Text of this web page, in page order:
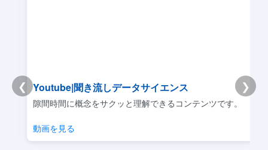
❮ ❯
Youtube|聞き流しデータサイエンス
隙間時間に概念をサクッと理解できるコンテンツです。
動画を見る